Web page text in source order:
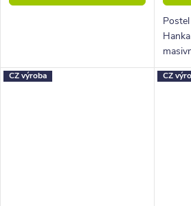
roštů
CZ výroba CZ